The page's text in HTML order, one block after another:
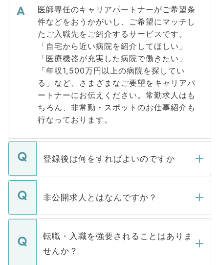
医師専任のキャリアパートナーがご希望条
件などをおうかがいし、ご希望にマッチし
たご入職先をご紹介するサービスです。
「自宅から近い病院を紹介してほしい」
「医療機器が充実した病院で働きたい」
「年収1,500万円以上の病院を探してい
る」など、さまざまなご要望をキャリアパ
ートナーにお伝えください。常勤求人はも
ちろん、非常勤・スポットのお仕事紹介も
行なっております。
登録後は何をすればよいのですか
ご登録いただきましたら、弊社担当者がご
登録内容を確認し、その後メールもしくは
ます。通常、5営業日以内にはご連絡をせて
いただきますので、しばらくお待ちくださ
非公開求人とはなんですか？
マイナビDOCTORで取り扱っている求人の
うち約3割は、Webサイトからご覧いただ
けない「非公開求人」です。非公開求人は
下記の理由によって、一般には公開してい
転職・入職を強要されることはありま
せんか？